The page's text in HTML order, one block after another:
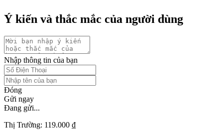
Ý kiến và thắc mắc của người dùng
Nhập thông tin của bạn
Đóng
Gửi ngay
Đang gửi...
Thị Trường: 119.000 ₫